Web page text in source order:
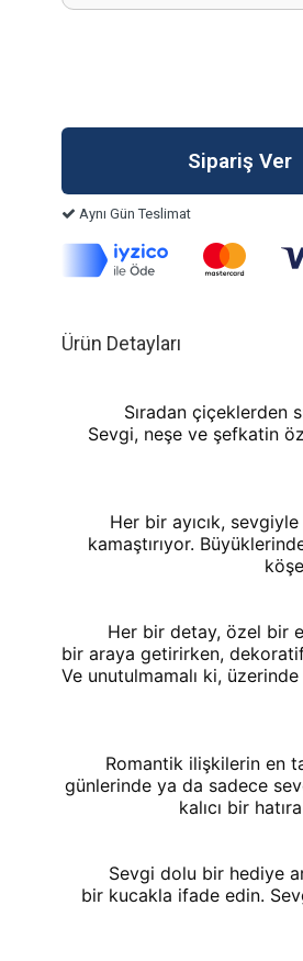
Aynı Gün Teslimat
Ürün Detayları
Sevgi, neşe ve şefkatin
kamaştırıyor.
bir araya getirirken,
Ve unutulmamalı ki,
günlerinde ya da sadece
kalıcı bir
bir kucakla ifade edin.